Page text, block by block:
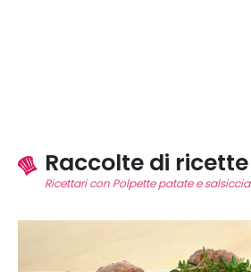
Raccolte di ricette
Ricettari con Polpette patate e salsiccia